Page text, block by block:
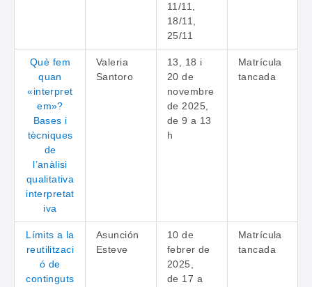
11/11,
18/11,
25/11
Què fem
quan
«interpret
em»?
Bases i
tècniques
de
l’anàlisi
qualitativa
interpretat
iva
Valeria
Santoro
13, 18 i
20 de
novembre
de 2025,
de 9 a 13
h
Matrícula
tancada
Límits a la
reutilitzaci
ó de
continguts
Asunción
Esteve
10 de
febrer de
2025,
de 17 a
Matrícula
tancada